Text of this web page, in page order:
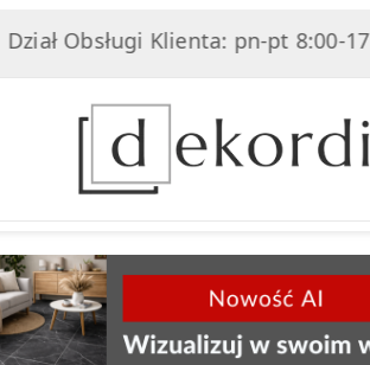
Obsługi Klienta: pn-pt 8:00-